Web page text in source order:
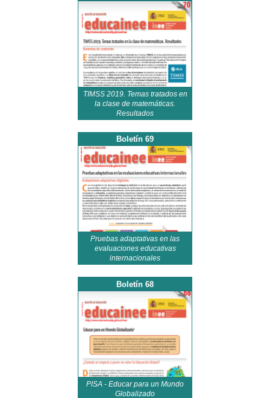
TIMSS 2019. Temas tratados en
la clase de matemáticas.
Resultados
Boletín 69
Pruebas adaptativas en las
evaluaciones educativas
internacionales
Boletín 68
PISA - Educar para un Mundo
Globalizado